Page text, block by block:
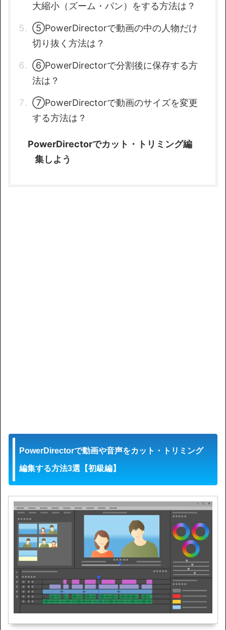
大縮小（ズーム・パン）をする方法は？
⑤PowerDirectorで動画の中の人物だけ
切り抜く方法は？
⑥PowerDirectorで分割後に保存する方
法は？
⑦PowerDirectorで動画のサイズを変更
する方法は？
PowerDirectorでカット・トリミング編
集しよう
PowerDirectorで動画や音声をカット・トリミング
編集する方法3選【初級編】